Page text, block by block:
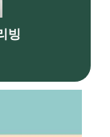
빙